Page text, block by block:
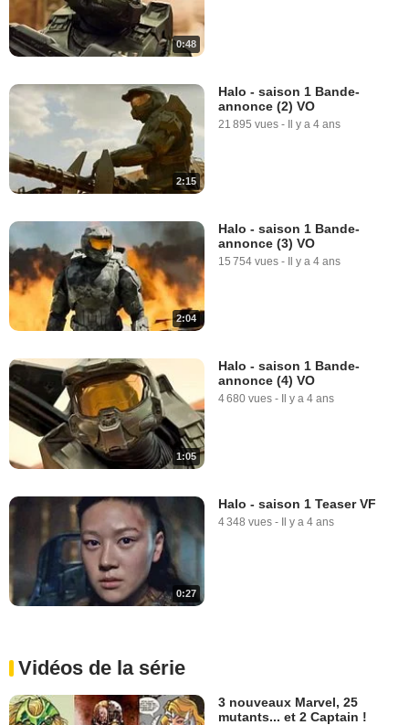
0:48
2:15
Halo - saison 1 Bande-
annonce (2) VO
21 895 vues - Il y a 4 ans
2:04
Halo - saison 1 Bande-
annonce (3) VO
15 754 vues - Il y a 4 ans
1:05
Halo - saison 1 Bande-
annonce (4) VO
4 680 vues - Il y a 4 ans
0:27
Halo - saison 1 Teaser VF
4 348 vues - Il y a 4 ans
Vidéos de la série
3 nouveaux Marvel, 25
mutants... et 2 Captain !